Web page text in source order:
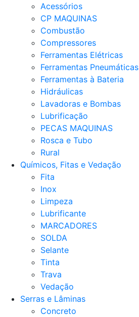
Acessórios
CP MAQUINAS
Combustão
Compressores
Ferramentas Elétricas
Ferramentas Pneumáticas
Ferramentas à Bateria
Hidráulicas
Lavadoras e Bombas
Lubrificação
PECAS MAQUINAS
Rosca e Tubo
Rural
Químicos, Fitas e Vedação
Fita
Inox
Limpeza
Lubrificante
MARCADORES
SOLDA
Selante
Tinta
Trava
Vedação
Serras e Lâminas
Concreto